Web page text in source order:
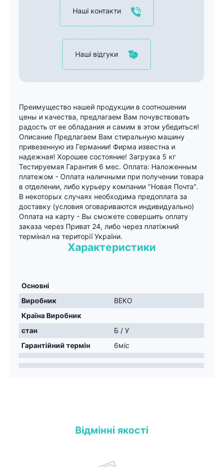
Наші контакти
Наші відгуки
Преимущество нашей продукции в соотношении
цены и качества, предлагаем Вам почувствовать
радость от ее обладания и самим в этом убедиться!
Описание Предлагаем Вам стиральную машину
привезенную из Германии! Фирма известна и
надежная! Хорошее состояние! Загрузка 5 кг
Тестируемая Гарантия 6 мес. Оплата: Наложенным
платежом - Оплата наличными при получении товара
в отделении, либо курьеру компании "Новая Почта".
В некоторых случаях необходима предоплата за
доставку (условия оговариваются индивидуально)
Оплата на карту - Вы сможете совершить оплату
заказа через Приват 24, либо через платіжний
термінал на території України.
Характеристики
Основні
Виробник
BEKO
Країна Виробник
стан
Б / У
Гарантійний термін
6міс
Відмінні якості